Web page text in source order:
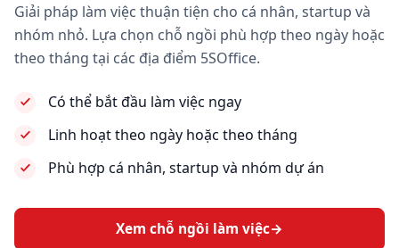
Giải pháp làm việc thuận tiện cho cá nhân, startup và
nhóm nhỏ. Lựa chọn chỗ ngồi phù hợp theo ngày hoặc
theo tháng tại các địa điểm 5SOffice.
Có thể bắt đầu làm việc ngay
Linh hoạt theo ngày hoặc theo tháng
Phù hợp cá nhân, startup và nhóm dự án
Xem chỗ ngồi làm việc→